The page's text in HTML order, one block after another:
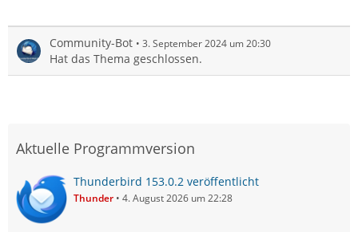
Community-Bot 3. September 2024 um 20:30
Hat das Thema geschlossen.
Aktuelle Programmversion
Thunderbird 153.0.2 veröffentlicht
Thunder 4. August 2026 um 22:28